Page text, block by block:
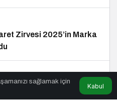
Zirvesi 2025’in Marka
Hayallerini
sağlamak için
Kabul